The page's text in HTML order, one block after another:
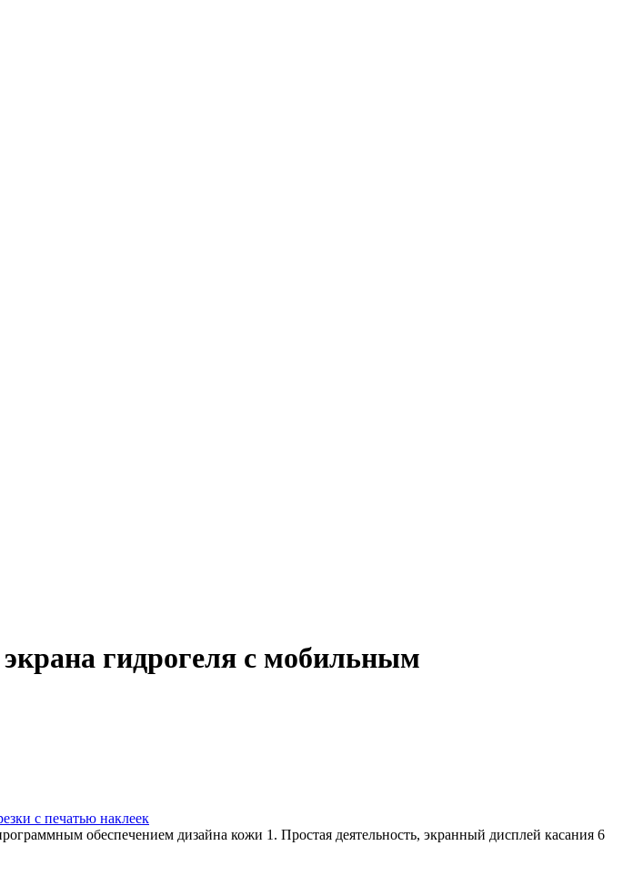
гидрогеля с мобильным
с печатью наклеек
обеспечением дизайна кожи 1. Простая деятельность, экранный дисплей касания 6